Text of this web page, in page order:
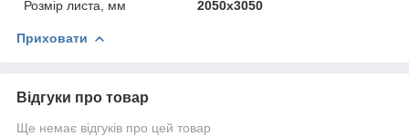
Розмір листа, мм
2050х3050
Приховати
Відгуки про товар
Ще немає відгуків про цей товар